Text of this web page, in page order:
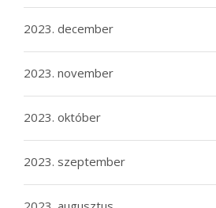
2023. december
2023. november
2023. október
2023. szeptember